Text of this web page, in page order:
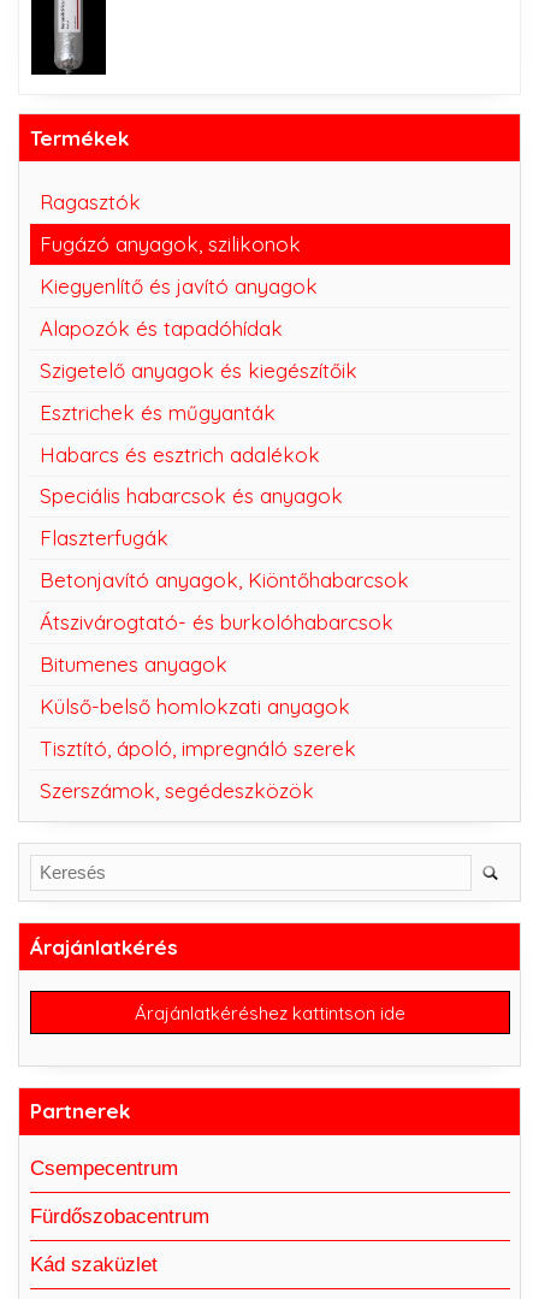
Termékek
Ragasztók
Fugázó anyagok, szilikonok
Kiegyenlítő és javító anyagok
Alapozók és tapadóhídak
Szigetelő anyagok és kiegészítőik
Esztrichek és műgyanták
Habarcs és esztrich adalékok
Speciális habarcsok és anyagok
Flaszterfugák
Betonjavító anyagok, Kiöntőhabarcsok
Átszivárogtató- és burkolóhabarcsok
Bitumenes anyagok
Külső-belső homlokzati anyagok
Tisztító, ápoló, impregnáló szerek
Szerszámok, segédeszközök
Árajánlatkérés
Árajánlatkéréshez kattintson ide
Partnerek
Csempecentrum
Fürdőszobacentrum
Kád szaküzlet